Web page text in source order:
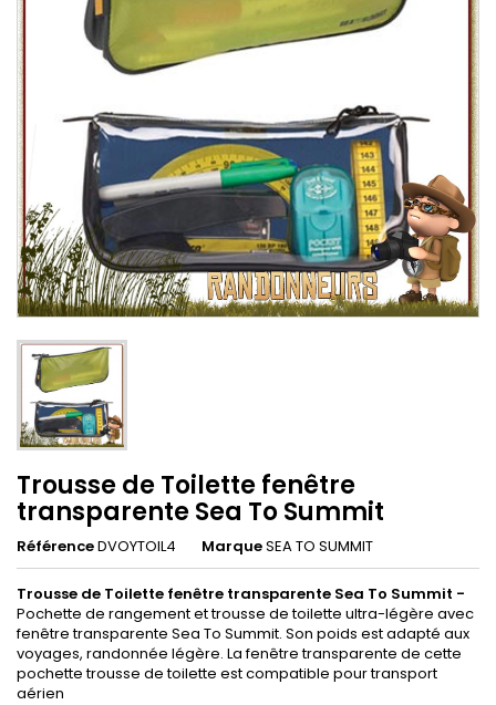
Trousse de Toilette fenêtre
transparente Sea To Summit
RéférenceDVOYTOIL4 MarqueSEA TO SUMMIT
Trousse de Toilette fenêtre transparente Sea To Summit -
Pochette de rangement et trousse de toilette ultra-légère avec
fenêtre transparente Sea To Summit. Son poids est adapté aux
voyages, randonnée légère. La fenêtre transparente de cette
pochette trousse de toilette est compatible pour transport
aérien